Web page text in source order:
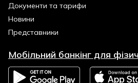
Документи та тарифи
Новини
Представники
Мобільний банкінг для